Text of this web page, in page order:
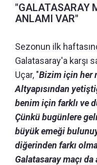
"GALATASARAY
ANLAMI VAR"
Sezonun ilk
Galatasaray'a karşı
Uçar, "Bizim için her
Altyapısından
benim için farklı ve
Çünkü bugünlere
büyük emeği
diğerinden farkı
Galatasaray maçı